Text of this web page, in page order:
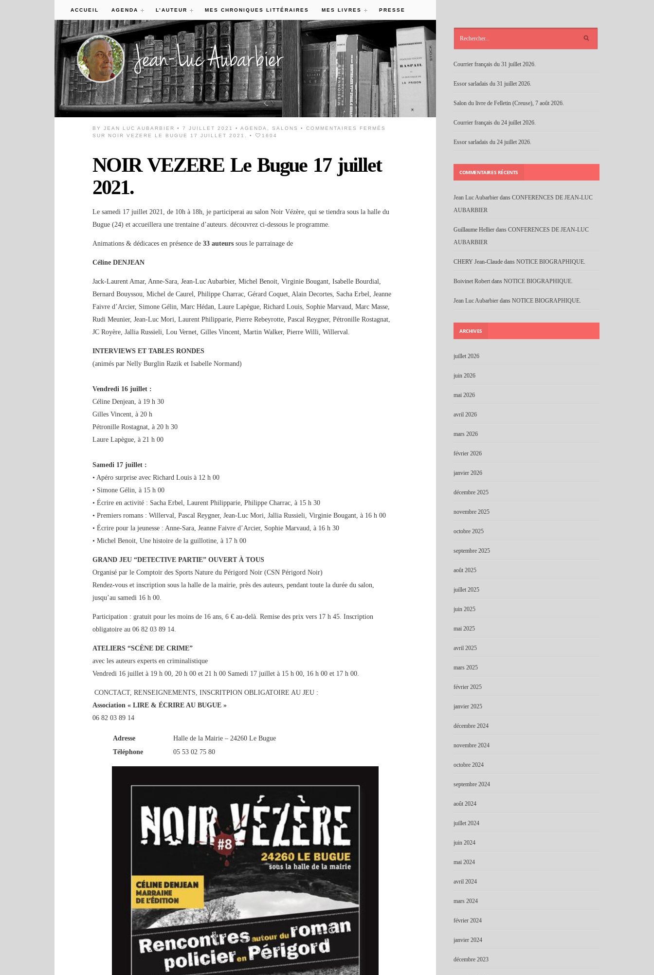
ACCUEIL AGENDA L’AUTEUR MES CHRONIQUES LITTÉRAIRES MES LIVRES PRESSE
BYJEAN LUC AUBARBIER • 7 JUILLET 2021 •AGENDA ,SALONS •COMMENTAIRES FERMÉS
SUR NOIR VEZERE LE BUGUE 17 JUILLET 2021.
• 1604
NOIR VEZERE Le Bugue 17 juillet
2021.
Le samedi 17 juillet 2021, de 10h à 18h, je participerai au salon Noir Vézère, qui se tiendra sous la halle du
Bugue (24) et accueillera une trentaine d’auteurs. découvrez ci-dessous le programme.
Animations & dédicaces en présence de33 auteurssous le parrainage de
Céline DENJEAN
Jack-Laurent Amar, Anne-Sara, Jean-Luc Aubarbier, Michel Benoit, Virginie Bougant, Isabelle Bourdial,
Bernard Bouyssou, Michel de Caurel, Philippe Charrac, Gérard Coquet, Alain Decortes, Sacha Erbel, Jeanne
Faivre d’Arcier, Simone Gélin, Marc Hédan, Laure Lapègue, Richard Louis, Sophie Marvaud, Marc Masse,
Rudi Meunier, Jean-Luc Mori, Laurent Philipparie, Pierre Rebeyrotte, Pascal Reygner, Pétronille Rostagnat,
JC Royère, Jallia Russieli, Lou Vernet, Gilles Vincent, Martin Walker, Pierre Willi, Willerval.
INTERVIEWS ET TABLES RONDES
(animés par Nelly Burglin Razik et Isabelle Normand)
Vendredi 16 juillet :
Céline Denjean, à 19 h 30
Gilles Vincent, à 20 h
Pétronille Rostagnat, à 20 h 30
Laure Lapègue, à 21 h 00
Samedi 17 juillet :
• Apéro surprise avec Richard Louis à 12 h 00
• Simone Gélin, à 15 h 00
• Écrire en activité : Sacha Erbel, Laurent Philipparie, Philippe Charrac, à 15 h 30
• Premiers romans : Willerval, Pascal Reygner, Jean-Luc Mori, Jallia Russieli, Virginie Bougant, à 16 h 00
• Écrire pour la jeunesse : Anne-Sara, Jeanne Faivre d’Arcier, Sophie Marvaud, à 16 h 30
• Michel Benoit, Une histoire de la guillotine, à 17 h 00
GRAND JEU “DETECTIVE PARTIE” OUVERT À TOUS
Organisé par le Comptoir des Sports Nature du Périgord Noir (CSN Périgord Noir)
Rendez-vous et inscription sous la halle de la mairie, près des auteurs, pendant toute la durée du salon,
jusqu’au samedi 16 h 00.
Participation : gratuit pour les moins de 16 ans, 6 € au-delà. Remise des prix vers 17 h 45. Inscription
obligatoire au 06 82 03 89 14.
ATELIERS “SCÈNE DE CRIME”
avec les auteurs experts en criminalistique
Vendredi 16 juillet à 19 h 00, 20 h 00 et 21 h 00 Samedi 17 juillet à 15 h 00, 16 h 00 et 17 h 00.
CONCTACT, RENSEIGNEMENTS, INSCRITPION OBLIGATOIRE AU JEU :
Association « LIRE & ÉCRIRE AU BUGUE »
06 82 03 89 14
Adresse
Halle de la Mairie – 24260 Le Bugue
Téléphone
05 53 02 75 80
Courrier français du 31 juillet 2026.
Essor sarladais du 31 juillet 2026.
Salon du livre de Felletin (Creuse), 7 août 2026.
Courrier français du 24 juillet 2026.
Essor sarladais du 24 juillet 2026.
COMMENTAIRES RÉCENTS
Jean Luc Aubarbier dans CONFERENCES DE JEAN-LUC
AUBARBIER
Guillaume Hellier dans CONFERENCES DE JEAN-LUC
AUBARBIER
CHERY Jean-Claude dans NOTICE BIOGRAPHIQUE.
Boivinet Robert dans NOTICE BIOGRAPHIQUE.
Jean Luc Aubarbier dans NOTICE BIOGRAPHIQUE.
ARCHIVES
juillet 2026
juin 2026
mai 2026
avril 2026
mars 2026
février 2026
janvier 2026
décembre 2025
novembre 2025
octobre 2025
septembre 2025
août 2025
juillet 2025
juin 2025
mai 2025
avril 2025
mars 2025
février 2025
janvier 2025
décembre 2024
novembre 2024
octobre 2024
septembre 2024
août 2024
juillet 2024
juin 2024
mai 2024
avril 2024
mars 2024
février 2024
janvier 2024
décembre 2023